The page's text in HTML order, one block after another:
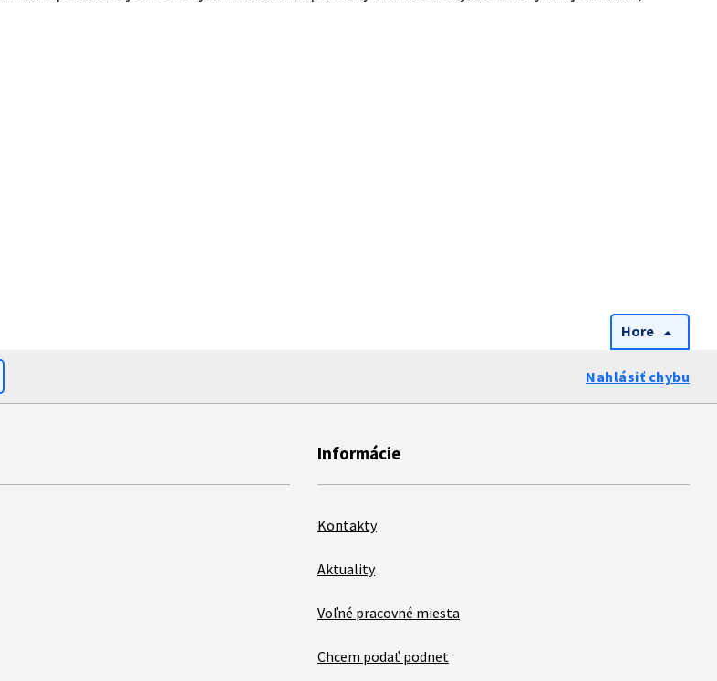
Hore arrow_drop_up
Nahlásiť chybu
Informácie
Kontakty
Aktuality
Voľné pracovné miesta
Chcem podať podnet